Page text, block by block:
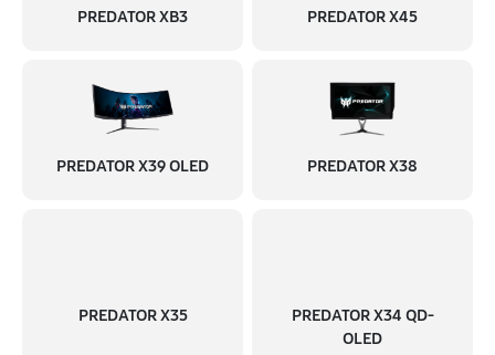
PREDATOR XB3 PREDATOR X45
PREDATOR X39 OLED PREDATOR X38
PREDATOR X35
PREDATOR X34 QD-
OLED